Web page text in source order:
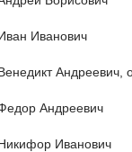
Иванович
Андреевич,
Андреевич
Иванович